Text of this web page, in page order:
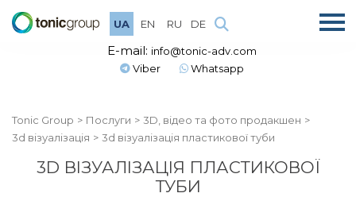
UA EN RU DE
E-mail: info@tonic-adv.com
Viber
Whatsapp
Tonic Group Послуги
3D, відео та фото продакшен
3d візуалізація
3d візуалізація пластикової туби
3D ВІЗУАЛІЗАЦІЯ ПЛАСТИКОВОЇ
ТУБИ